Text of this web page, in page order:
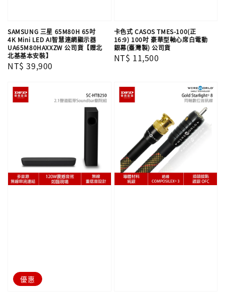
SAMSUNG 三星 65M80H 65吋
4K Mini LED AI智慧連網顯示器
UA65M80HAXXZW 公司貨【贈北
北基基本安裝】
Regular
NT$ 39,900
卡色式 CASOS TMES-100(正
16:9) 100吋 豪華型軸心席白電動
銀幕(臺灣製) 公司貨
Regular
NT$ 11,500
優惠